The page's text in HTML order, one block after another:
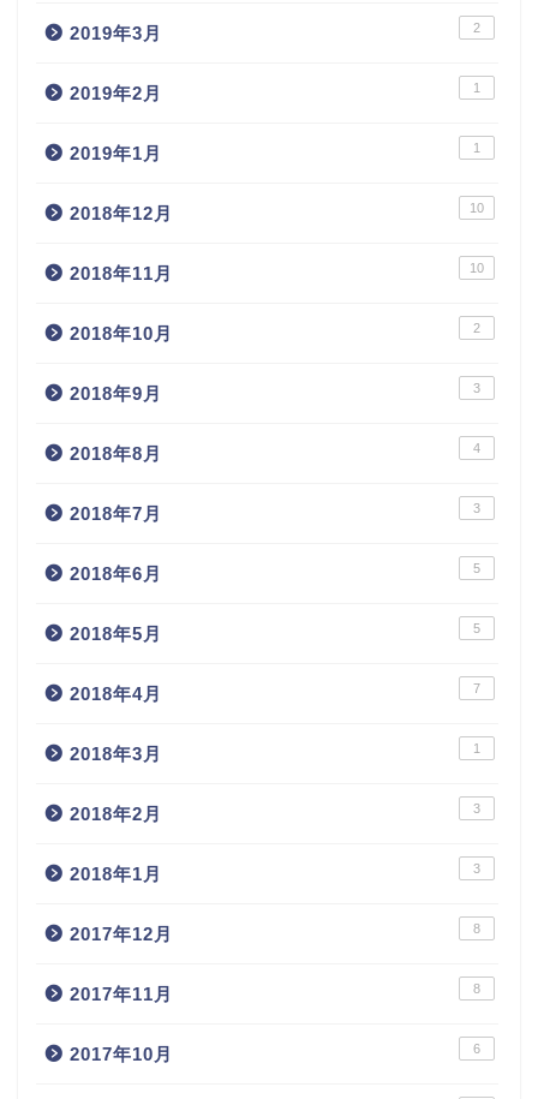
2019年3月 2
2019年2月 1
2019年1月 1
2018年12月 10
2018年11月 10
2018年10月 2
2018年9月 3
2018年8月 4
2018年7月 3
2018年6月 5
2018年5月 5
2018年4月 7
2018年3月 1
2018年2月 3
2018年1月 3
2017年12月 8
2017年11月 8
2017年10月 6